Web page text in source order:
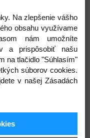
Na zlepšenie vášho
obsahu využívame
nám umožníte
a prispôsobiť našu
na tlačidlo "Súhlasím"
súborov cookies.
v našej Zásadách